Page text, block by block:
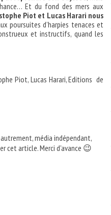
Et du fond des mers aux
Piot et Lucas Harari nous
poursuites d’harpies tenaces et
et instructifs, quand les
Piot, Lucas Harari, Editions de
média indépendant,
cet article. Merci d'avance 😉